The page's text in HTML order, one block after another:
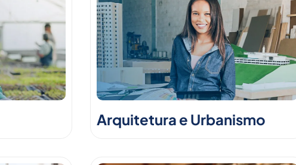
Arquitetura e Urbanismo